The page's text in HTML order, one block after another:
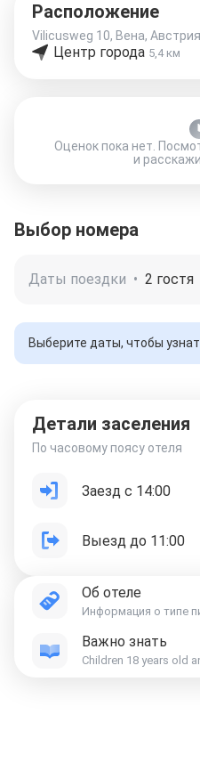
Расположение
Vilicusweg 10, Вена, Австрия
Центр города 5,4 км
Оценок пока нет.
и
Выбор номера
Даты поездки • 2 гостя
Выберите даты, чтобы
Детали заселения
По часовому поясу отеля
Заезд с 14:00
Выезд до 11:00
Об отеле
Информация о типе
Важно знать